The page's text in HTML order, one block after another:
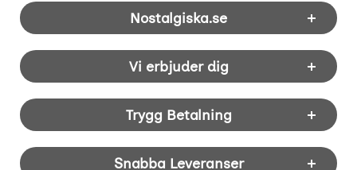
Nostalgiska.se
Vi erbjuder dig
Trygg Betalning
Snabba Leveranser